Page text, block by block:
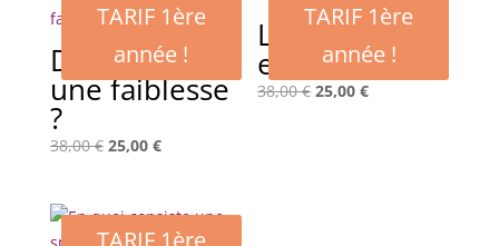
TARIF 1ère
année !
Douter est-il
une faiblesse
?
38,00€ Le
était :
25,00 €Le
est :
TARIF 1ère
année !
Le don gratuit
existe-t-il ?
38,00€ Le
25,00€Le